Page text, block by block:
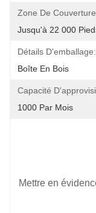
Zone De
Jusqu'à 22 000
Détails D'emballage:
Boîte En Bois
Capacité
1000 Par Mois
Mettre en